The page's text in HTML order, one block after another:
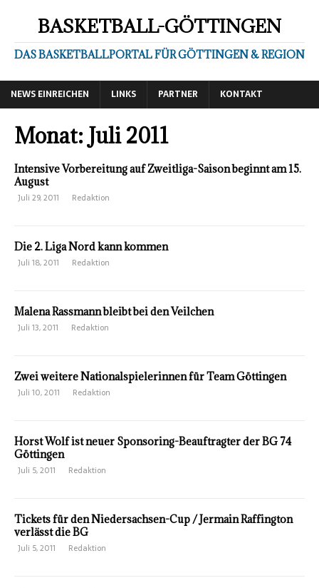
BASKETBALL-GÖTTINGEN
DAS BASKETBALLPORTAL FÜR GÖTTINGEN & REGION
NEWS EINREICHEN LINKS PARTNER KONTAKT
Monat: Juli 2011
Intensive Vorbereitung auf Zweitliga-Saison beginnt am 15.
August
Juli 29, 2011 Redaktion
Die 2. Liga Nord kann kommen
Juli 18, 2011 Redaktion
Malena Rassmann bleibt bei den Veilchen
Juli 13, 2011 Redaktion
Zwei weitere Nationalspielerinnen für Team Göttingen
Juli 10, 2011 Redaktion
Horst Wolf ist neuer Sponsoring-Beauftragter der BG 74
Göttingen
Juli 5, 2011 Redaktion
Tickets für den Niedersachsen-Cup / Jermain Raffington
verlässt die BG
Juli 5, 2011 Redaktion